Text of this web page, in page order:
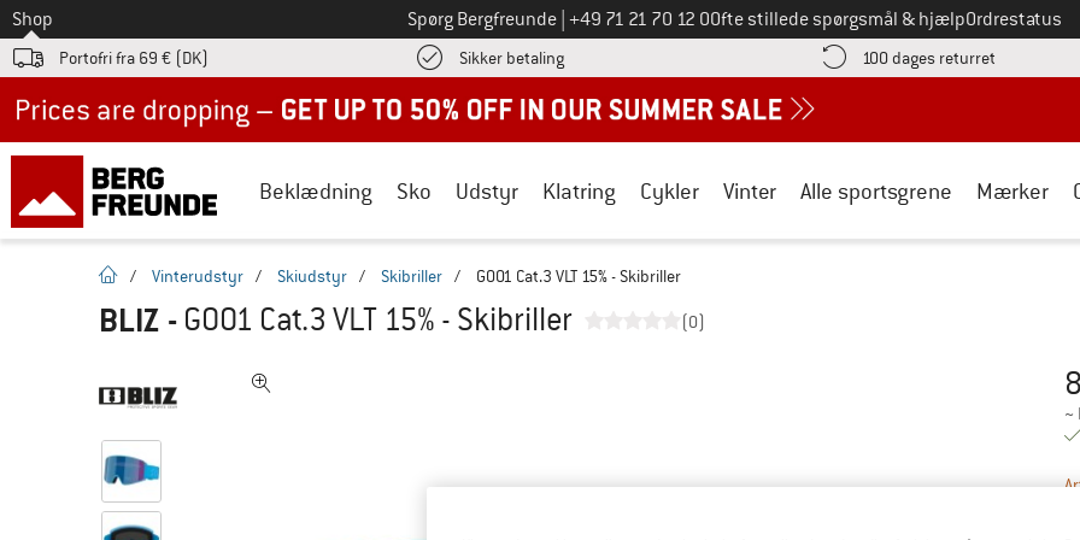
Til
Shop Spørg Bergfreunde Ring til os på
+49 71 21 70 12 0Ofte stillede spørgsmål & hjælpOrdrestatus
Portofri fra 69 € (DK) Sikker betalingFind betalingsoplysningerne her! Åbnes i en infoboks
100 dages returret Gå til
Beklædning Sko Udstyr Klatring Cykler Vinter Alle sportsgrene Mærker
Hjemmeside
/ Vinterudstyr / Skiudstyr / Skibriller / G001 Cat.3 VLT 15% - Skibriller
BLIZ - G001 Cat.3 VLT 15% - Skibriller (0)
~